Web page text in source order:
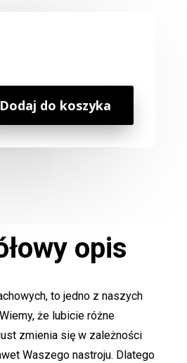
Dodaj do koszyka
opis
to jedno z naszych
że lubicie różne
zmienia się w zależności
Waszego nastroju. Dlatego